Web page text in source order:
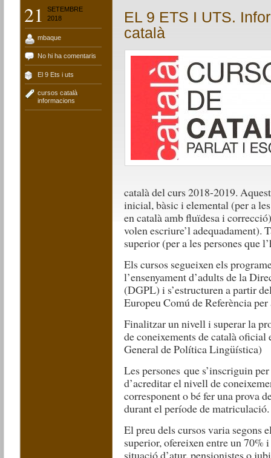
21
SETEMBRE
2018
mbaque
No hi ha comentaris
El 9 Ets i uts
cursos català
informacions
EL 9 ETS I UTS.
català
català del curs 2018-2019.
inicial, bàsic i elemental (per a
en català amb fluïdesa i
volen escriure’l adequadament).
superior (per a les persones que
Els cursos segueixen els
l’ensenyament d’adults de la
(DGPL) i s’estructuren a partir
Europeu Comú de Referència
Finalitzar un nivell i superar la
de coneixements de català
General de Política Lingüística)
Les persones que s’inscriguin
d’acreditar el nivell de
corresponent o bé fer una prova
durant el període de matriculació.
El preu dels cursos varia segons
superior, ofereixen entre un 70%
situació d’atur, pensionistes o